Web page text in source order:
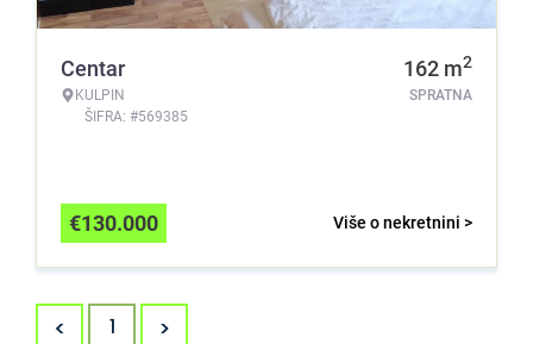
Centar
KULPIN
ŠIFRA: #569385
162 m2
SPRATNA
Više o nekretnini >
€130.000
< 1 >